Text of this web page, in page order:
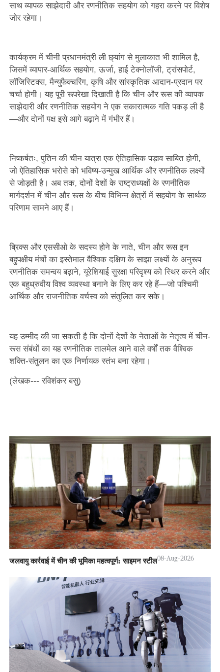
साथ व्यापक साझेदारी और रणनीतिक सहयोग को गहरा करने पर विशेष
जोर रहेगा।
कार्यक्रम में चीनी प्रधानमंत्री ली छ्यांग से मुलाकात भी शामिल है,
जिसमें व्यापार-आर्थिक सहयोग, ऊर्जा, हाई टेक्नोलॉजी, ट्रांसपोर्ट,
लॉजिस्टिक्स, मैन्युफैक्चरिंग, कृषि और सांस्कृतिक आदान-प्रदान पर
चर्चा होगी। यह पूरी रूपरेखा दिखाती है कि चीन और रूस की व्यापक
साझेदारी और रणनीतिक सहयोग ने एक सकारात्मक गति पकड़ ली है
—और दोनों पक्ष इसे आगे बढ़ाने में गंभीर हैं।
निष्कर्षतः, पुतिन की चीन यात्रा एक ऐतिहासिक पड़ाव साबित होगी,
जो ऐतिहासिक भरोसे को भविष्य-उन्मुख आर्थिक और रणनीतिक लक्ष्यों
से जोड़ती है। अब तक, दोनों देशों के राष्ट्राध्यक्षों के रणनीतिक
मार्गदर्शन में चीन और रूस के बीच विभिन्न क्षेत्रों में सहयोग के सार्थक
परिणाम सामने आए हैं।
ब्रिक्स और एससीओ के सदस्य होने के नाते, चीन और रूस इन
बहुपक्षीय मंचों का इस्तेमाल वैश्विक दक्षिण के साझा लक्ष्यों के अनुरूप
रणनीतिक समन्वय बढ़ाने, यूरेशियाई सुरक्षा परिदृश्य को स्थिर करने और
एक बहुध्रुवीय विश्व व्यवस्था बनाने के लिए कर रहे हैं—जो पश्चिमी
आर्थिक और राजनीतिक वर्चस्व को संतुलित कर सके।
यह उम्मीद की जा सकती है कि दोनों देशों के नेताओं के नेतृत्व में चीन-
रूस संबंधों का यह रणनीतिक तालमेल आने वाले वर्षों तक वैश्विक
शक्ति-संतुलन का एक निर्णायक स्तंभ बना रहेगा।
(लेखक--- रविशंकर बसु)
जलवायु कार्रवाई में चीन की भूमिका महत्वपूर्ण: साइमन स्टील08-Aug-2026